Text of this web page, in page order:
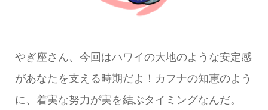
やぎ座さん、今回はハワイの大地のような安定感
があなたを支える時期だよ！カフナの知恵のよう
に、着実な努力が実を結ぶタイミングなんだ。